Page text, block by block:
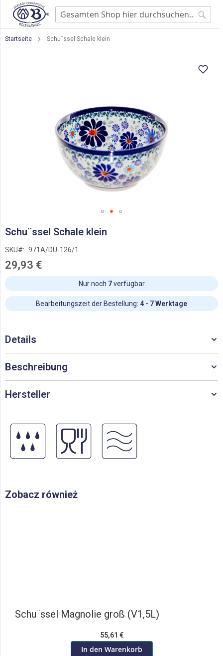
Startseite Schu¨ssel Schale klein
Anfang
Bildgalerie
springen
Schu¨ssel Schale klein
SKU 971A/DU-126/1
29,93 €
Nur noch 7verfügbar
Bearbeitungszeit der Bestellung: 4 - 7 Werktage
Details
Beschreibung
Hersteller
Zobacz również
Schu¨ssel Magnolie groß (V1,5L)
55,61 €
In den Warenkorb